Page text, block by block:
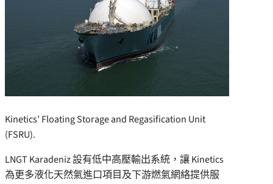
Kinetics’ Floating Storage and Regasification Unit
(FSRU).
LNGT Karadeniz 設有低中高壓輸出系統，讓 Kinetics
為更多液化天然氣進口項目及下游燃氣網絡提供服